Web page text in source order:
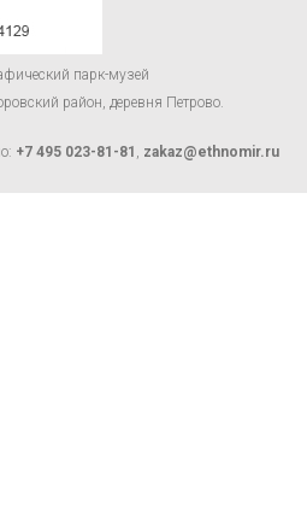
парк-музей
район, деревня Петрово.
+7 495 023-81-81 , zakaz@ethnomir.ru